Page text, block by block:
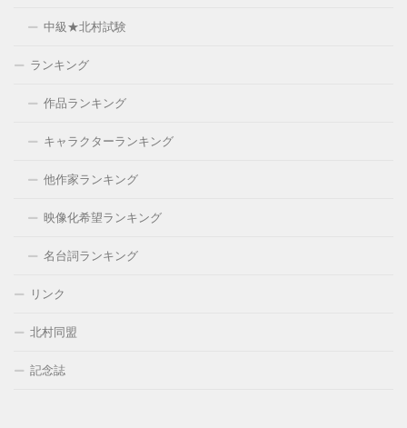
中級★北村試験
ランキング
作品ランキング
キャラクターランキング
他作家ランキング
映像化希望ランキング
名台詞ランキング
リンク
北村同盟
記念誌